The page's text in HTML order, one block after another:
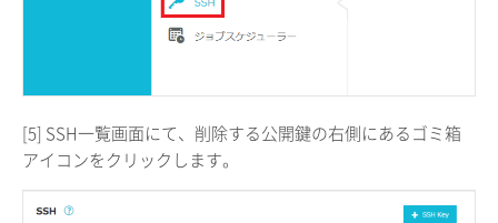
[5] SSH一覧画面にて、削除する公開鍵の右側にあるゴミ箱
アイコンをクリックします。